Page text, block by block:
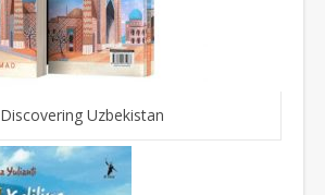
Discovering Uzbekistan